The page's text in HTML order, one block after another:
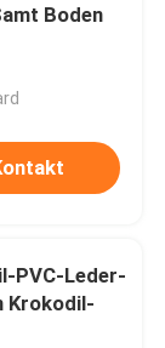
Boden
PVC-Leder-
Krokodil-